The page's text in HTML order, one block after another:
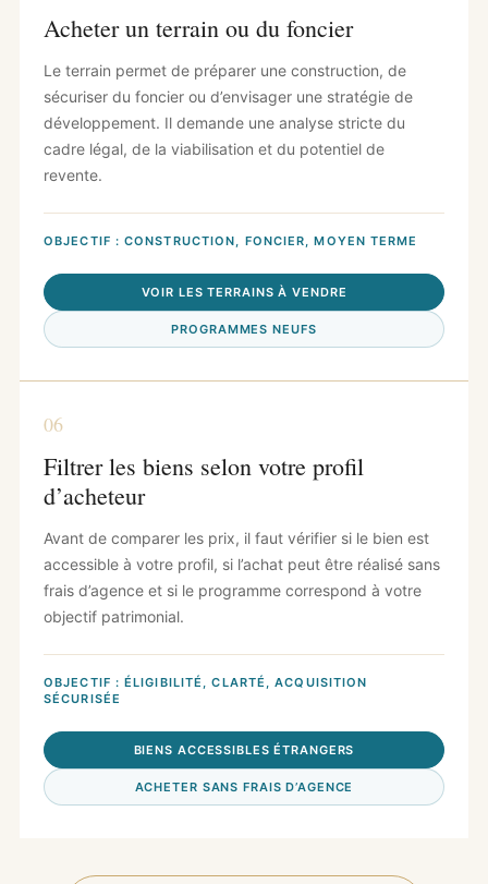
Acheter un terrain ou du foncier
Le terrain permet de préparer une construction, de
sécuriser du foncier ou d’envisager une stratégie de
développement. Il demande une analyse stricte du
cadre légal, de la viabilisation et du potentiel de
revente.
OBJECTIF : CONSTRUCTION, FONCIER, MOYEN TERME
VOIR LES TERRAINS À VENDRE
PROGRAMMES NEUFS
06
Filtrer les biens selon votre profil
d’acheteur
Avant de comparer les prix, il faut vérifier si le bien est
accessible à votre profil, si l’achat peut être réalisé sans
frais d’agence et si le programme correspond à votre
objectif patrimonial.
OBJECTIF : ÉLIGIBILITÉ, CLARTÉ, ACQUISITION
SÉCURISÉE
BIENS ACCESSIBLES ÉTRANGERS
ACHETER SANS FRAIS D’AGENCE